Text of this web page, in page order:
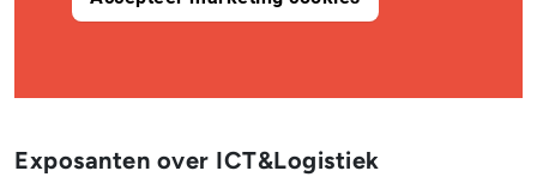
Exposanten over ICT&Logistiek